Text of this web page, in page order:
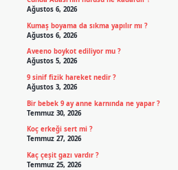
Ağustos 6, 2026
Kumaş boyama da sıkma yapılır mı ?
Ağustos 6, 2026
Aveeno boykot ediliyor mu ?
Ağustos 5, 2026
9 sinif fizik hareket nedir ?
Ağustos 3, 2026
Bir bebek 9 ay anne karnında ne yapar ?
Temmuz 30, 2026
Koç erkeği sert mi ?
Temmuz 27, 2026
Kaç çeşit gazı vardır ?
Temmuz 25, 2026